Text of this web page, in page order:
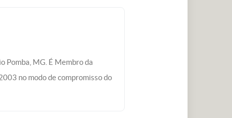
Pomba, MG. É Membro da
no modo de compromisso do